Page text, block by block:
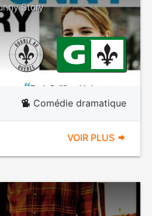
Story
Comédie dramatique
VOIR PLUS